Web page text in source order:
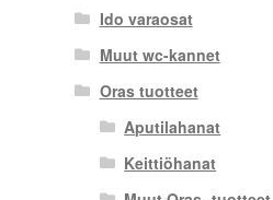
Ido varaosat
Muut wc-kannet
Oras tuotteet
Aputilahanat
Keittiöhanat